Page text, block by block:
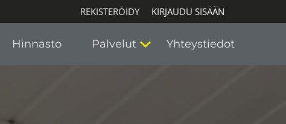
REKISTERÖIDY KIRJAUDU SISÄÄN
Hinnasto Palvelut Yhteystiedot